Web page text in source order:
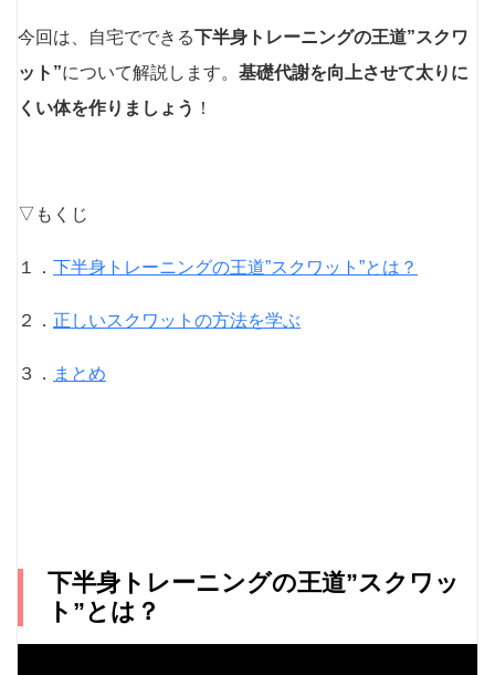
今回は、自宅でできる下半身トレーニングの王道”スクワ
ット”について解説します。 基礎代謝を向上させて太りに
くい体を作りましょう ！
▽もくじ
１． 下半身トレーニングの王道”スクワット”とは？
２． 正しいスクワットの方法を学ぶ
３． まとめ
下半身トレーニングの王道”スクワッ
ト”とは？